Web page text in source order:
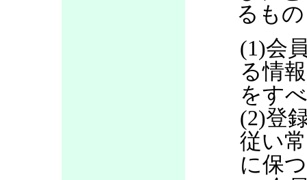
るも
(1)会
る情
をす
(2)登
従い
に保